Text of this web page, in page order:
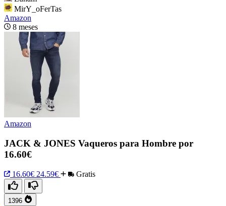
MirY_oFerTas
Amazon
8 meses
Amazon
JACK & JONES Vaqueros para Hombre por
16.60€
16.60€ 24.59€ Gratis
1396